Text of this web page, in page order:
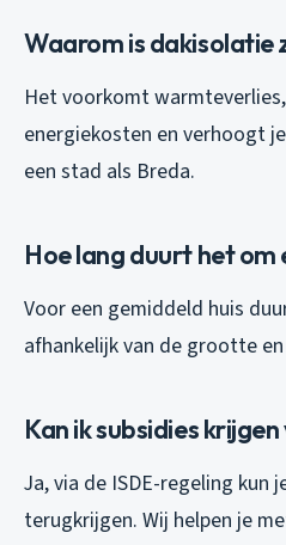
Waarom is dakisolatie
Het voorkomt
energiekosten en verhoogt
een stad als Breda.
Hoe lang duurt het om
Voor een gemiddeld huis
afhankelijk van de grootte
Kan ik subsidies
Ja, via de ISDE-regeling kun
terugkrijgen. Wij helpen je